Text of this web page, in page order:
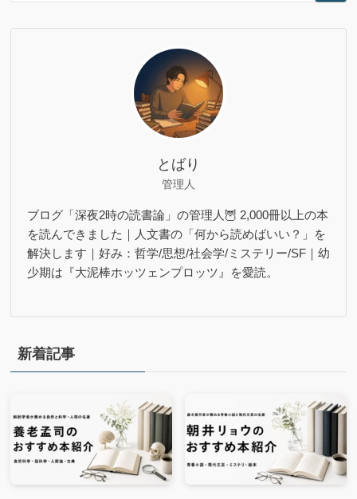
とばり
管理人
ブログ「深夜2時の読書論」の管理人🦉 2,000冊以上の本
を読んできました｜人文書の「何から読めばいい？」を
解決します｜好み：哲学/思想/社会学/ミステリー/SF｜幼
少期は『大泥棒ホッツェンプロッツ』を愛読。
新着記事